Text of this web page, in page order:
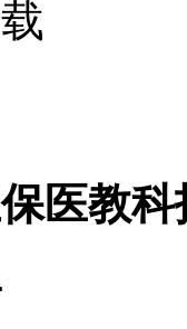
医教